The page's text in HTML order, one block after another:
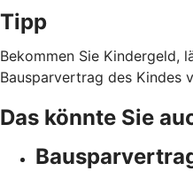
Tipp
Bekommen Sie Kindergeld,
Bausparvertrag des Kindes
Das könnte Sie